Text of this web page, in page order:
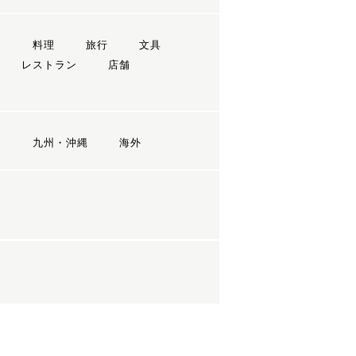
料理 旅行
文具
レストラン
店舗
九州・沖縄 海外